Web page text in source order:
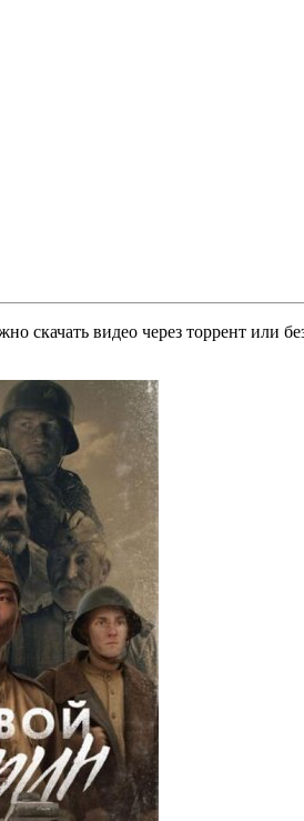
скачать видео через торрент или